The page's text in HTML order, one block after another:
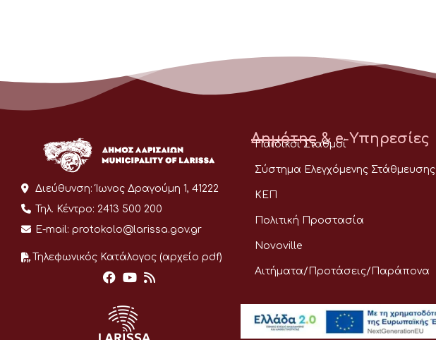
Διεύθυνση: Ίωνος Δραγούμη 1, 41222
Τηλ. Κέντρο: 2413 500 200
E-mail: protokolo@larissa.gov.gr
Τηλεφωνικός Κατάλογος (αρχείο pdf)
Δημότης & e-Υπηρεσίες
Παιδικοί Σταθμοί
Σύστημα Ελεγχόμενης Στάθμευσης
ΚΕΠ
Πολιτική Προστασία
Novoville
Αιτήματα/Προτάσεις/Παράπονα